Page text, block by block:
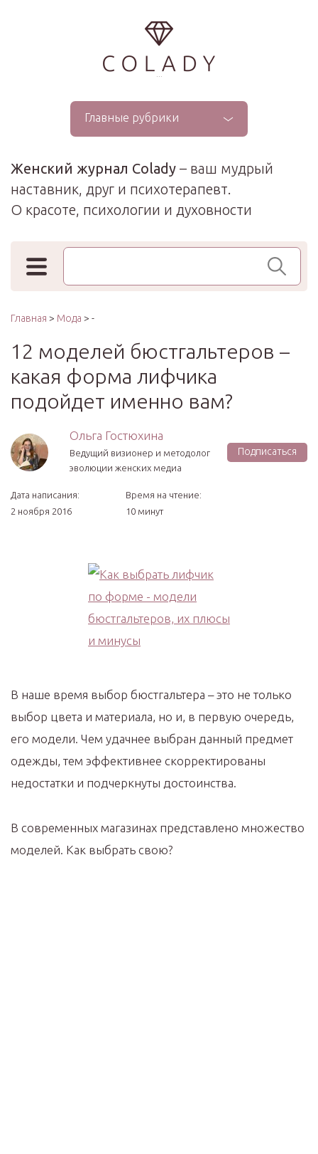
...
Главные рубрики
Женский журнал Colady – ваш мудрый
наставник, друг и психотерапевт.
О красоте, психологии и духовности
Поиск по сайту
Главная > Мода > -
12 моделей бюстгальтеров –
какая форма лифчика
подойдет именно вам?
Ольга Гостюхина
Ведущий визионер и методолог
эволюции женских медиа
Подписаться
Дата написания:
2 ноября 2016
Время на чтение:
10 минут
В наше время выбор бюстгальтера – это не только
выбор цвета и материала, но и, в первую очередь,
его модели. Чем удачнее выбран данный предмет
одежды, тем эффективнее скорректированы
недостатки и подчеркнуты достоинства.
В современных магазинах представлено множество
моделей. Как выбрать свою?